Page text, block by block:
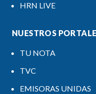
HRN LIVE
NUESTROS
TU NOTA
TVC
EMISORAS UNIDAS